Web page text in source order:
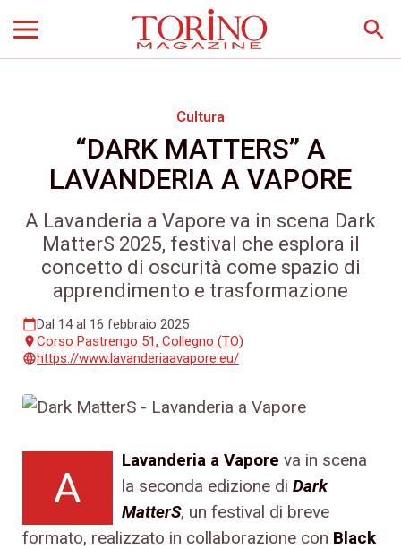
search
Cultura
“DARK MATTERS” A
LAVANDERIA A VAPORE
A Lavanderia a Vapore va in scena Dark
MatterS 2025, festival che esplora il
concetto di oscurità come spazio di
apprendimento e trasformazione
calendar_todayDal 14 al 16 febbraio 2025
placeCorso Pastrengo 51, Collegno (TO)
languagehttps://www.lavanderiaavapore.eu/
A
Lavanderia a Vapore va in scena
la seconda edizione di Dark
MatterS, un festival di breve
formato, realizzato in collaborazione con Black